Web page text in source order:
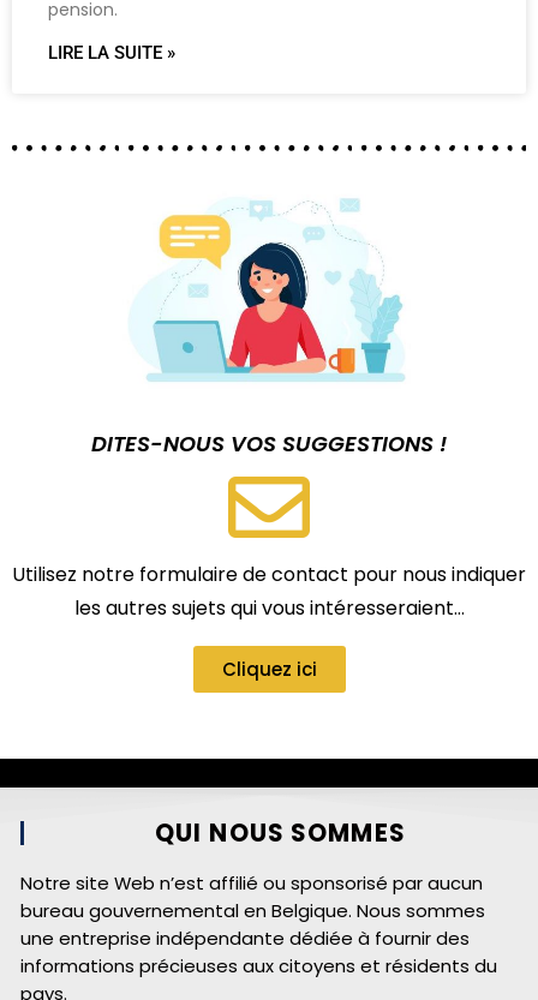
pension.
LIRE LA SUITE »
DITES-NOUS VOS SUGGESTIONS !
Utilisez notre formulaire de contact pour nous indiquer
les autres sujets qui vous intéresseraient…
Cliquez ici
QUI NOUS SOMMES
Notre site Web n’est affilié ou sponsorisé par aucun
bureau gouvernemental en Belgique. Nous sommes
une entreprise indépendante dédiée à fournir des
informations précieuses aux citoyens et résidents du
pays.